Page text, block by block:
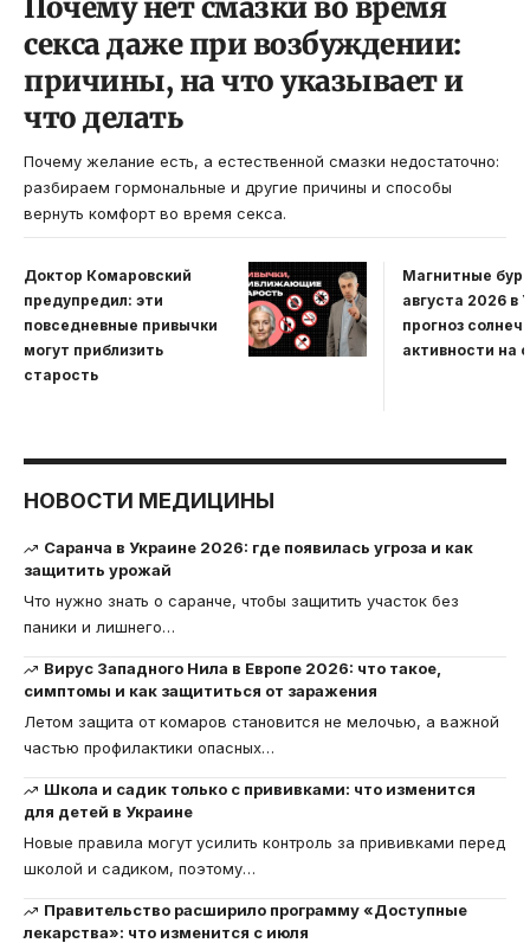
Почему нет смазки во время
секса даже при возбуждении:
причины, на что указывает и
что делать
Почему желание есть, а естественной смазки недостаточно:
разбираем гормональные и другие причины и способы
вернуть комфорт во время секса.
Доктор Комаровский
предупредил: эти
повседневные привычки
могут приблизить
старость
Магнитные
августа 2026 в
прогноз
активности на
НОВОСТИ МЕДИЦИНЫ
Саранча в Украине 2026: где появилась угроза и как
защитить урожай
Что нужно знать о саранче, чтобы защитить участок без
паники и лишнего…
Вирус Западного Нила в Европе 2026: что такое,
симптомы и как защититься от заражения
Летом защита от комаров становится не мелочью, а важной
частью профилактики опасных…
Школа и садик только с прививками: что изменится
для детей в Украине
Новые правила могут усилить контроль за прививками перед
школой и садиком, поэтому…
Правительство расширило программу «Доступные
лекарства»: что изменится с июля